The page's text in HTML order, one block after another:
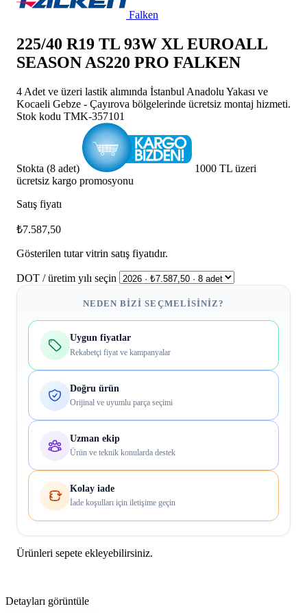
Falken
225/40 R19 TL 93W XL EUROALL
SEASON AS220 PRO FALKEN
4 Adet ve üzeri lastik alımında İstanbul Anadolu Yakası ve
Kocaeli Gebze - Çayırova bölgelerinde ücretsiz montaj hizmeti.
Stok kodu TMK-357101
Stokta (8 adet)
1000 TL üzeri
ücretsiz kargo promosyonu
Satış fiyatı
₺7.587,50
Gösterilen tutar vitrin satış fiyatıdır.
DOT / üretim yılı seçin
NEDEN BIZI SEÇMELISINIZ?
Uygun fiyatlar
Rekabetçi fiyat ve kampanyalar
Doğru ürün
Orijinal ve uyumlu parça seçimi
Uzman ekip
Ürün ve teknik konularda destek
Kolay iade
İade koşulları için iletişime geçin
Ürünleri sepete ekleyebilirsiniz.
Detayları görüntüle